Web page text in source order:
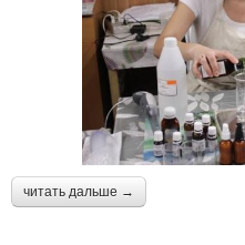
читать дальше →